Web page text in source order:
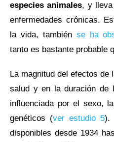
especies animales, y lleva
enfermedades crónicas.
la vida, también se ha
tanto es bastante probable
La magnitud del efectos
salud y en la duración de
influenciada por el sexo,
genéticos (ver estudio 5).
disponibles desde 1934